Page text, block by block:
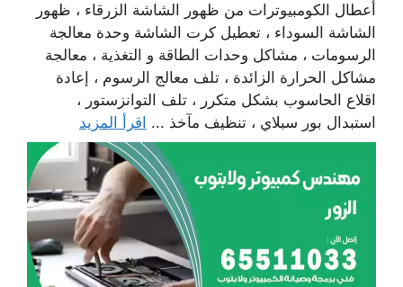
أعطال الكومبيوترات من ظهور الشاشة الزرقاء ، ظهور
الشاشة السوداء ، تعطيل كرت الشاشة وحدة معالجة
الرسومات ، مشاكل وحدات الطاقة و التغذية ، معالجة
مشاكل الحرارة الزائدة ، تلف معالج الرسوم ، إعادة
اقلاع الحاسوب بشكل متكرر ، تلف التوانزستور ،
استبدال بور سبلاي ، تنظيف مآخذ ... اقرأ المزيد